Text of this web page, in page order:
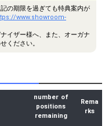
か、
よ
加し
を
を
の期限を過ぎても特典案内が
www.showroom-
イザー様へ、また、オーガナ
ください。
number of
positions
remaining
Rema
rks